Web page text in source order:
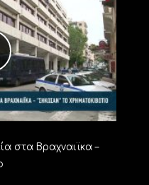
στα Βραχναιϊκα –